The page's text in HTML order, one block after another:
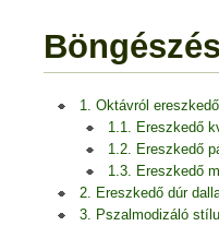
Böngészés
1. Oktávról
1.1. Ereszkedő
1.2. Ereszkedő
1.3. Ereszkedő
2. Ereszkedő dúr
3. Pszalmodizáló